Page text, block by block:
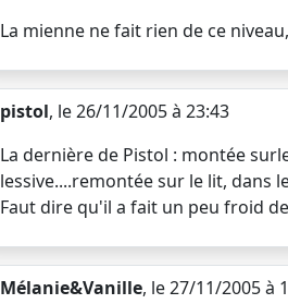
La mienne ne fait rien de ce
pistol, le 26/11/2005 à 23:43
La dernière de Pistol : montée
lessive....remontée sur le lit, dans
Faut dire qu'il a fait un peu froid
Mélanie&Vanille, le 27/11/2005 à